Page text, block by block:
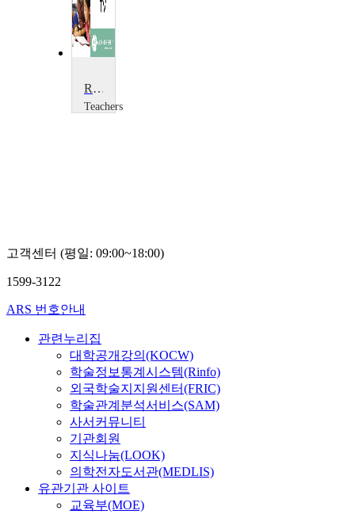
Road Safety
Teachers
고객센터 (평일: 09:00~18:00)
1599-3122
ARS 번호안내
관련누리집
대학공개강의(KOCW)
학술정보통계시스템(Rinfo)
외국학술지지원센터(FRIC)
학술관계분석서비스(SAM)
사서커뮤니티
기관회원
지식나눔(LOOK)
의학전자도서관(MEDLIS)
유관기관 사이트
교육부(MOE)